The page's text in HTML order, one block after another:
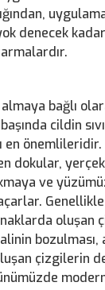
denecek kadar
bağlı
cildin
en
dokular,
ve
oluşan
çizgilerin